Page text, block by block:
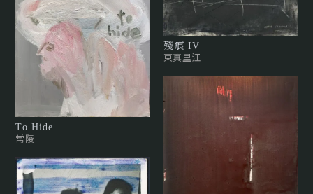
To Hide
常陵
殘痕 IV
東真里江